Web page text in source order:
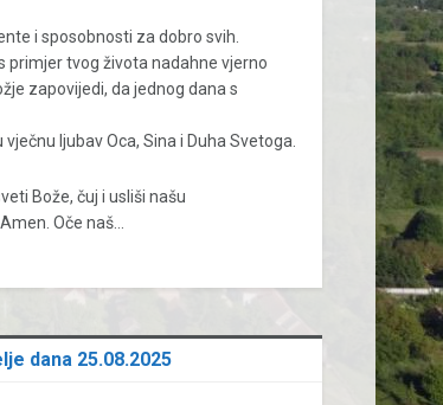
i sposobnosti za dobro svih.
primjer tvog života nadahne vjerno
zapovijedi, da jednog dana s
vječnu ljubav Oca, Sina i Duha Svetoga.
Bože, čuj i usliši našu
Oče naš…
dana 25.08.2025